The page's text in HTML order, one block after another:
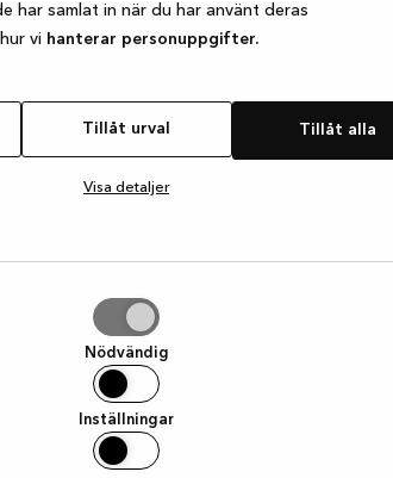
har samlat in när du har använt deras
vi hanterar personuppgifter.
Tillåt urval Tillåt alla
Visa detaljer
Nödvändig
Inställningar
while loadingwww.kvik.se (see the